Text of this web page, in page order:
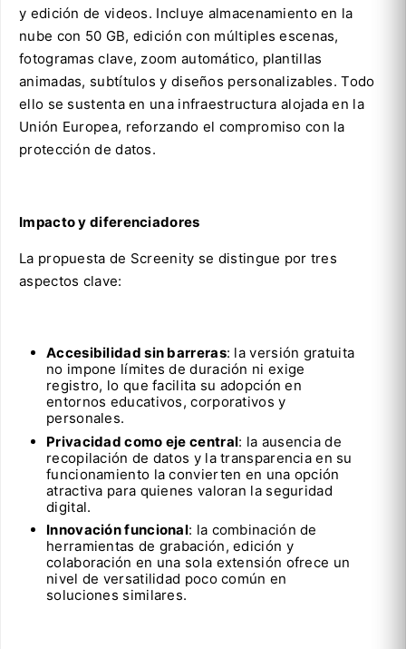
y edición de videos. Incluye almacenamiento en la
nube con 50 GB, edición con múltiples escenas,
fotogramas clave, zoom automático, plantillas
animadas, subtítulos y diseños personalizables. Todo
ello se sustenta en una infraestructura alojada en la
Unión Europea, reforzando el compromiso con la
protección de datos.
Impacto y diferenciadores
La propuesta de Screenity se distingue por tres
aspectos clave:
Accesibilidad sin barreras: la versión gratuita
no impone límites de duración ni exige
registro, lo que facilita su adopción en
entornos educativos, corporativos y
personales.
Privacidad como eje central: la ausencia de
recopilación de datos y la transparencia en su
funcionamiento la convierten en una opción
atractiva para quienes valoran la seguridad
digital.
Innovación funcional: la combinación de
herramientas de grabación, edición y
colaboración en una sola extensión ofrece un
nivel de versatilidad poco común en
soluciones similares.